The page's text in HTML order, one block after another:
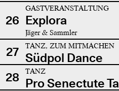
26
GASTVERANSTALTUNG
Explora
Jäger & Sammler
27 TANZ, ZUM MITMACHEN
Südpol Dance
28
TANZ
Pro Senectute